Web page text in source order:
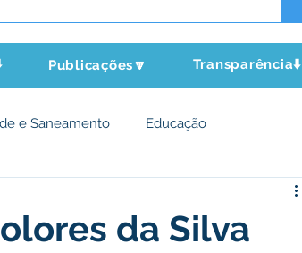
Publicações🔽 Transparência⬇️
e Saneamento Educação
da Silva